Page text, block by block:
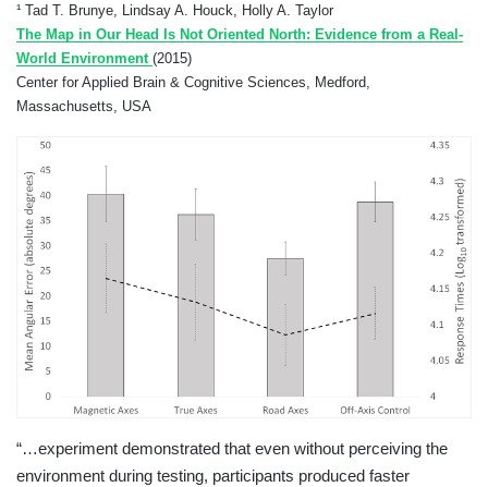
¹ Tad T. Brunye, Lindsay A. Houck, Holly A. Taylor
The Map in Our Head Is Not Oriented North: Evidence from a Real-
World Environment (2015)
Center for Applied Brain & Cognitive Sciences, Medford,
Massachusetts, USA
“…experiment demonstrated that even without perceiving the
environment during testing, participants produced faster